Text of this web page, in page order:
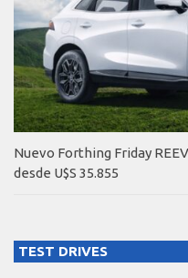
Nuevo Forthing Friday
desde U$S 35.855
TEST DRIVES